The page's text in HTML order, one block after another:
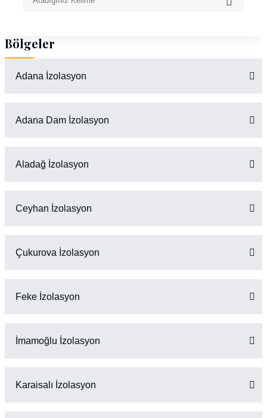
Bölgeler
Adana İzolasyon
Adana Dam İzolasyon
Aladağ İzolasyon
Ceyhan İzolasyon
Çukurova İzolasyon
Feke İzolasyon
İmamoğlu İzolasyon
Karaisalı İzolasyon